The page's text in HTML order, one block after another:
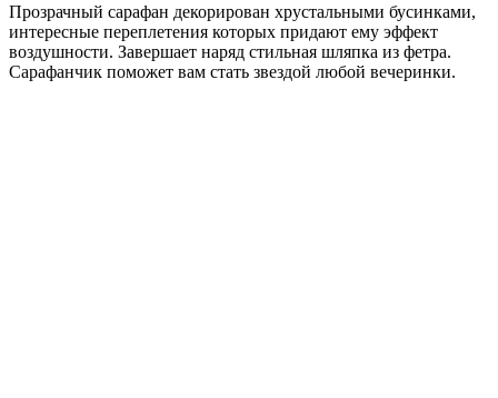
Прозрачный сарафан декорирован хрустальными бусинками,
интересные переплетения которых придают ему эффект
воздушности. Завершает наряд стильная шляпка из фетра.
Сарафанчик поможет вам стать звездой любой вечеринки.